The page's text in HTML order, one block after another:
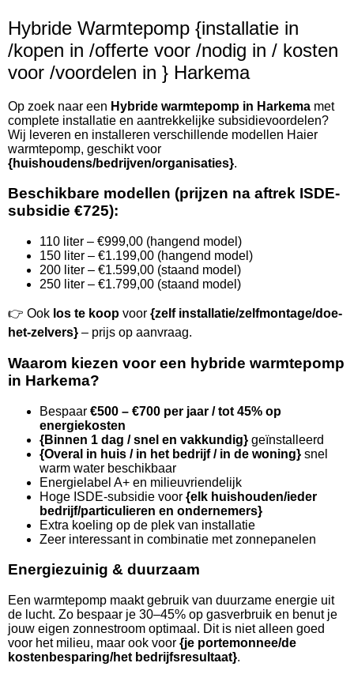
Hybride Warmtepomp {installatie in
/kopen in /offerte voor /nodig in / kosten
voor /voordelen in } Harkema
Op zoek naar een Hybride warmtepomp in Harkema met
complete installatie en aantrekkelijke subsidievoordelen?
Wij leveren en installeren verschillende modellen Haier
warmtepomp, geschikt voor
{huishoudens/bedrijven/organisaties}.
Beschikbare modellen (prijzen na aftrek ISDE-
subsidie €725):
110 liter – €999,00 (hangend model)
150 liter – €1.199,00 (hangend model)
200 liter – €1.599,00 (staand model)
250 liter – €1.799,00 (staand model)
👉 Ook los te koop voor {zelf installatie/zelfmontage/doe-
het-zelvers} – prijs op aanvraag.
Waarom kiezen voor een hybride warmtepomp
in Harkema?
Bespaar €500 – €700 per jaar / tot 45% op
energiekosten
{Binnen 1 dag / snel en vakkundig} geïnstalleerd
{Overal in huis / in het bedrijf / in de woning} snel
warm water beschikbaar
Energielabel A+ en milieuvriendelijk
Hoge ISDE-subsidie voor {elk huishouden/ieder
bedrijf/particulieren en ondernemers}
Extra koeling op de plek van installatie
Zeer interessant in combinatie met zonnepanelen
Energiezuinig & duurzaam
Een warmtepomp maakt gebruik van duurzame energie uit
de lucht. Zo bespaar je 30–45% op gasverbruik en benut je
jouw eigen zonnestroom optimaal. Dit is niet alleen goed
voor het milieu, maar ook voor {je portemonnee/de
kostenbesparing/het bedrijfsresultaat}.